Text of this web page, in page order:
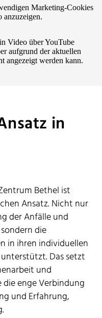
Video über YouTube
aufgrund der aktuellen
angezeigt werden kann.
Marketing-Cookies
anzuzeigen.
in
Bethel ist
Ansatz. Nicht nur
der Anfälle und
die
in ihren individuellen
Das setzt
und
die enge Verbindung
und Erfahrung,